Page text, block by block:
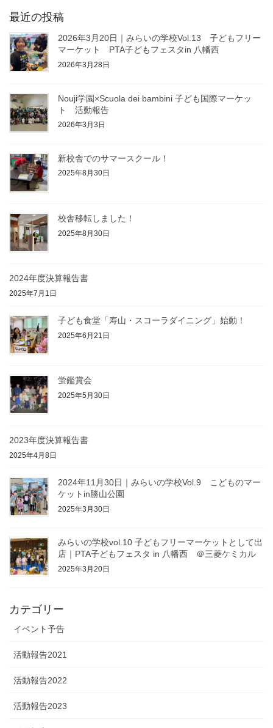
最近の投稿
2026年3月20日｜みらいの学校Vol.13 子どもフリー
マーケット PTA子どもフェスタin 八幡西
2026年3月28日
Nouji学園×Scuola dei bambini 子ども国際マーケッ
ト 活動報告
2026年3月3日
新校舎でのサマースクール！
2025年8月30日
校舎移転しました！
2025年8月30日
2024年度決算報告書
2025年7月1日
子ども食堂「寿山・スコーラダイニング」始動！
2025年6月21日
蛍鑑賞会
2025年5月30日
2023年度決算報告書
2025年4月8日
2024年11月30日｜みらいの学校Vol.9 こどものマー
ケットin勝山公園
2025年3月30日
みらいの学校vol.10 子どもフリーマーケットとして出
店｜PTA子どもフェスタ in 八幡西 ＠三菱ケミカル
2025年3月20日
カテゴリー
イベント予告
活動報告2021
活動報告2022
活動報告2023